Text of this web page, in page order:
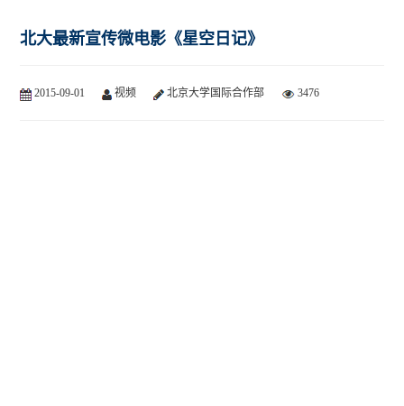
北大最新宣传微电影《星空日记》
2015-09-01 视频 北京大学国际合作部 3476